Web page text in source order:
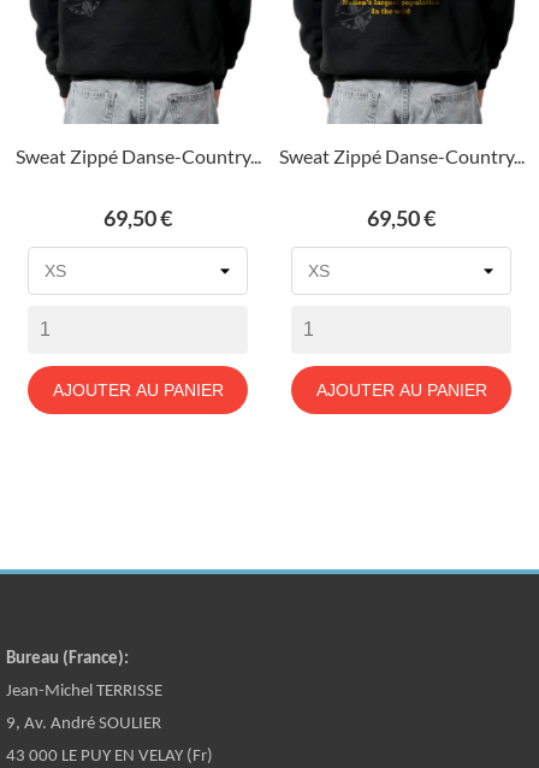
Sweat Zippé Danse-Country...
Prix
69,50 €
AJOUTER AU PANIER
Sweat Zippé Danse-Country...
Prix
69,50 €
AJOUTER AU PANIER
Bureau (France):
Jean-Michel TERRISSE
9, Av. André SOULIER
43 000 LE PUY EN VELAY (Fr)